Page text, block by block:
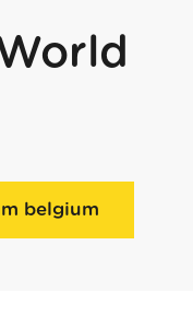
belgium